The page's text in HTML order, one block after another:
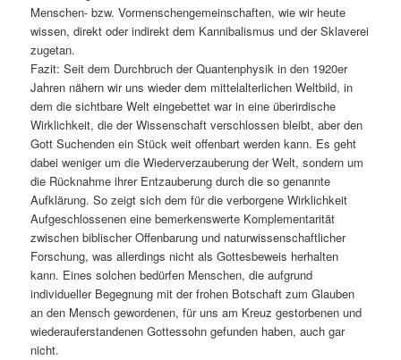
Menschen- bzw. Vormenschengemeinschaften, wie wir heute
wissen, direkt oder indirekt dem Kannibalismus und der Sklaverei
zugetan.
Fazit: Seit dem Durchbruch der Quantenphysik in den 1920er
Jahren nähern wir uns wieder dem mittelalterlichen Weltbild, in
dem die sichtbare Welt eingebettet war in eine überirdische
Wirklichkeit, die der Wissenschaft verschlossen bleibt, aber den
Gott Suchenden ein Stück weit offenbart werden kann. Es geht
dabei weniger um die Wiederverzauberung der Welt, sondern um
die Rücknahme ihrer Entzauberung durch die so genannte
Aufklärung. So zeigt sich dem für die verborgene Wirklichkeit
Aufgeschlossenen eine bemerkenswerte Komplementarität
zwischen biblischer Offenbarung und naturwissenschaftlicher
Forschung, was allerdings nicht als Gottesbeweis herhalten
kann. Eines solchen bedürfen Menschen, die aufgrund
individueller Begegnung mit der frohen Botschaft zum Glauben
an den Mensch gewordenen, für uns am Kreuz gestorbenen und
wiederauferstandenen Gottessohn gefunden haben, auch gar
nicht.